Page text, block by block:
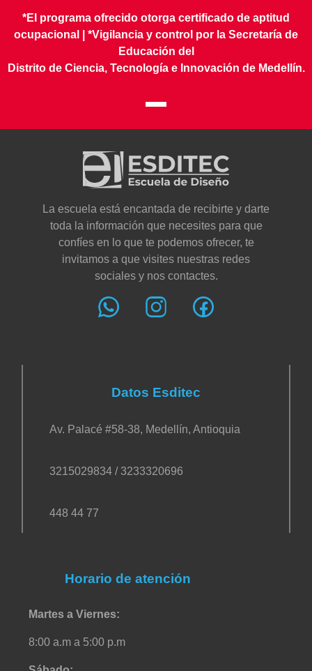
*El programa ofrecido otorga certificado de aptitud
ocupacional | *Vigilancia y control por la Secretaría de
Educación del
Distrito de Ciencia, Tecnología e Innovación de Medellín.
La escuela está encantada de recibirte y darte
toda la información que necesites para que
confíes en lo que te podemos ofrecer, te
invitamos a que visites nuestras redes
sociales y nos contactes.
Datos Esditec
Av. Palacé #58-38, Medellín, Antioquia
3215029834 / 3233320696
448 44 77
Horario de atención
Martes a Viernes:
8:00 a.m a 5:00 p.m